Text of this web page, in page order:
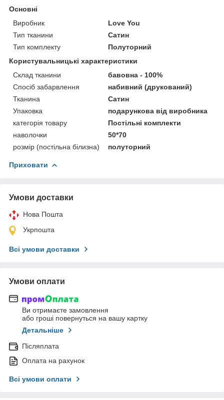
Основні
Виробник
Love You
Тип тканини
Сатин
Тип комплекту
Полуторний
Користувальницькі характеристики
Склад тканини
бавовна - 100%
Спосіб забарвлення
набивний (друкований)
Тканина
Сатин
Упаковка
подарункова від виробника
категорія товару
Постільні комплекти
наволочки
50*70
розмір (постільна білизна)
полуторний
Приховати
Умови доставки
Нова Пошта
Укрпошта
Всі умови доставки
Умови оплати
Ви отримаєте замовлення
або гроші повернуться на вашу картку
Детальніше
Післяплата
Оплата на рахунок
Всі умови оплати